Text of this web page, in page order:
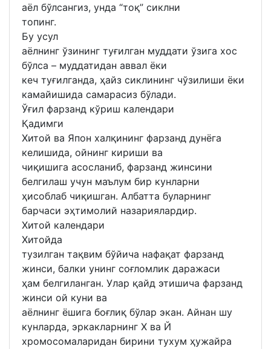
аёл бўлсангиз, унда “тоқ” сиклни
топинг.
Бу усул
аёлнинг ўзининг туғилган муддати ўзига хос
бўлса – муддатидан аввал ёки
кеч туғилганда, ҳайз сиклининг чўзилиши ёки
камайишида самарасиз бўлади.
Ўғил фарзанд кўриш календари
Қадимги
Хитой ва Япон халқининг фарзанд дунёга
келишида, ойнинг кириши ва
чиқишига асосланиб, фарзанд жинсини
белгилаш учун маълум бир кунларни
ҳисоблаб чиқишган. Албатта буларнинг
барчаси эҳтимолий назариялардир.
Хитой календари
Хитойда
тузилган тақвим бўйича нафақат фарзанд
жинси, балки унинг соғломлик даражаси
ҳам белгиланган. Улар қайд этишича фарзанд
жинси ой куни ва
аёлнинг ёшига боғлиқ бўлар экан. Айнан шу
кунларда, эркакларнинг Х ва Й
хромосомаларидан бирини тухум ҳужайра